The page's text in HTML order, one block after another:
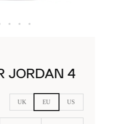
JORDAN 4
UK EU US